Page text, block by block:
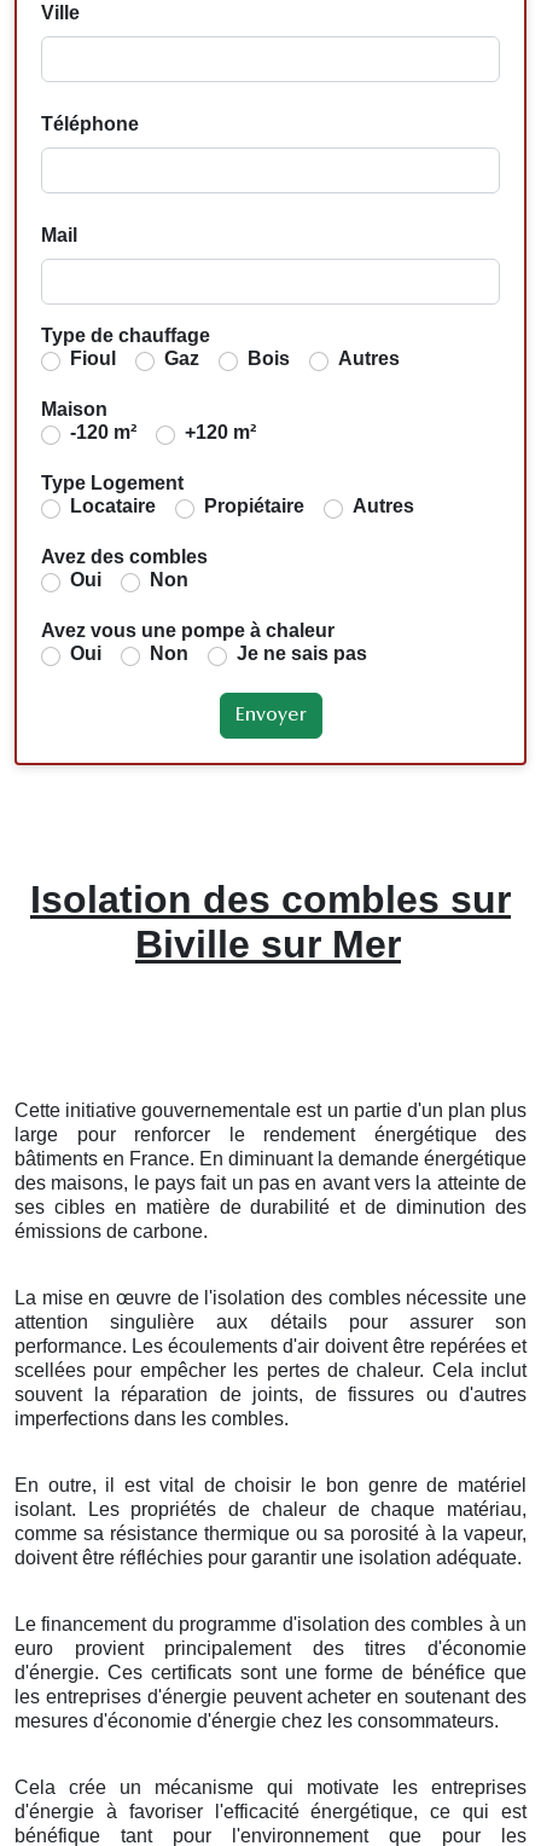
Ville
Téléphone
Mail
Type de chauffage
Fioul
Gaz Bois Autres
Maison
-120 m²
+120 m²
Type Logement
Locataire
Propiétaire Autres
Avez des combles
Oui
Non
Avez vous une pompe à chaleur
Oui
Non Je ne sais pas
Isolation des combles sur
Biville sur Mer
Cette initiative gouvernementale est un partie d'un plan plus
large pour renforcer le rendement énergétique des
bâtiments en France. En diminuant la demande énergétique
des maisons, le pays fait un pas en avant vers la atteinte de
ses cibles en matière de durabilité et de diminution des
émissions de carbone.
La mise en œuvre de l'isolation des combles nécessite une
attention singulière aux détails pour assurer son
performance. Les écoulements d'air doivent être repérées et
scellées pour empêcher les pertes de chaleur. Cela inclut
souvent la réparation de joints, de fissures ou d'autres
imperfections dans les combles.
En outre, il est vital de choisir le bon genre de matériel
isolant. Les propriétés de chaleur de chaque matériau,
comme sa résistance thermique ou sa porosité à la vapeur,
doivent être réfléchies pour garantir une isolation adéquate.
Le financement du programme d'isolation des combles à un
euro provient principalement des titres d'économie
d'énergie. Ces certificats sont une forme de bénéfice que
les entreprises d'énergie peuvent acheter en soutenant des
mesures d'économie d'énergie chez les consommateurs.
Cela crée un mécanisme qui motivate les entreprises
d'énergie à favoriser l'efficacité énergétique, ce qui est
bénéfique tant pour l'environnement que pour les